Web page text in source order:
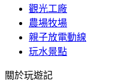
觀光工廠
農場牧場
親子放電動線
玩水景點
關於玩遊記